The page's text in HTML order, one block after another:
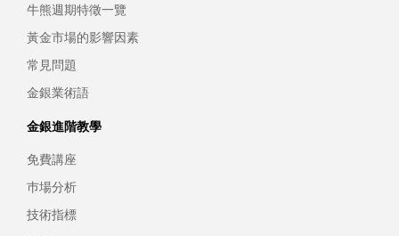
牛熊週期特徵一覽
黃金市場的影響因素
常見問題
金銀業術語
金銀進階教學
免費講座
巿場分析
技術指標